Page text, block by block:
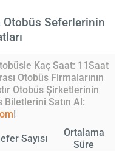
Otobüs Seferlerinin
Kaç Saat: 11Saat
Otobüs Firmalarının
Otobüs Şirketlerinin
Biletlerini Satın Al:
!
Sayısı
Ortalama
Süre